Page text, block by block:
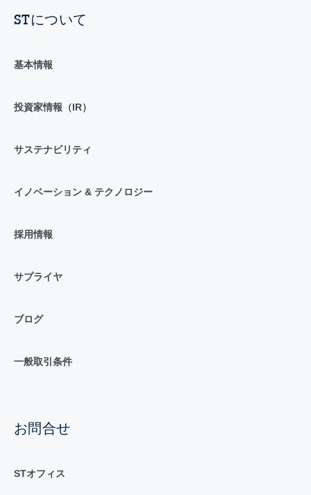
STについて
基本情報
投資家情報（IR）
サステナビリティ
イノベーション & テクノロジー
採用情報
サプライヤ
ブログ
一般取引条件
お問合せ
STオフィス